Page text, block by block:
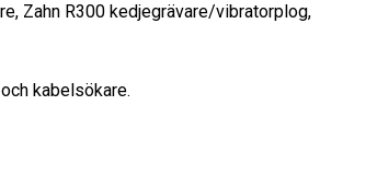
Zahn R300 kedjegrävare/vibratorplog,
kabelsökare.